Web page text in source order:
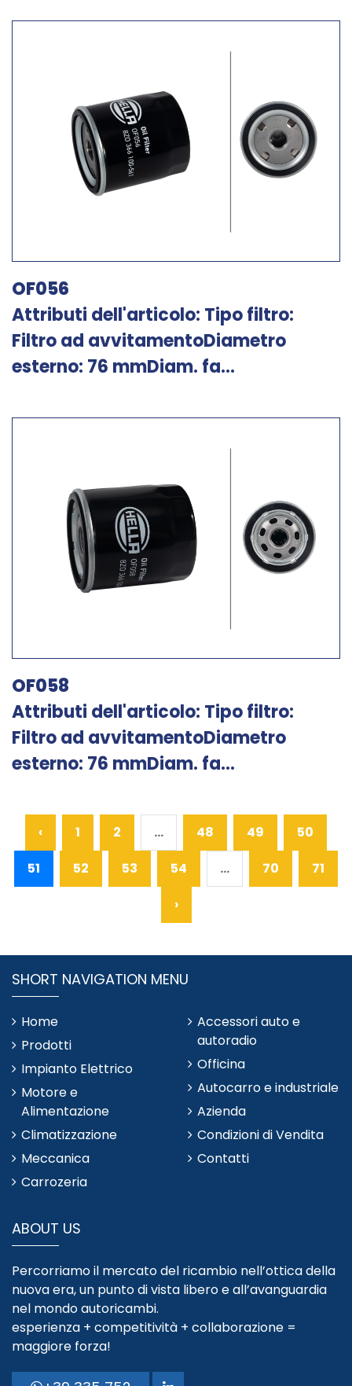
OF056
Attributi dell'articolo: Tipo filtro:
Filtro ad avvitamentoDiametro
esterno: 76 mmDiam. fa...
OF058
Attributi dell'articolo: Tipo filtro:
Filtro ad avvitamentoDiametro
esterno: 76 mmDiam. fa...
‹ 1 2 ... 48 49
50
51
52 53 54 ... 70
71
›
SHORT NAVIGATION MENU
Home
Prodotti
Impianto Elettrico
Motore e
Alimentazione
Climatizzazione
Meccanica
Carrozeria
Accessori auto e
autoradio
Officina
Autocarro e industriale
Azienda
Condizioni di Vendita
Contatti
ABOUT US
Percorriamo il mercato del ricambio nell’ottica della
nuova era, un punto di vista libero e all’avanguardia
nel mondo autoricambi.
esperienza + competitività + collaborazione =
maggiore forza!